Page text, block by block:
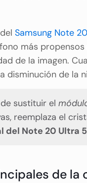
Samsung Note
más
de la imagen.
disminución de
sustituir el
reemplaza el
del Note 20 Ultra
de la